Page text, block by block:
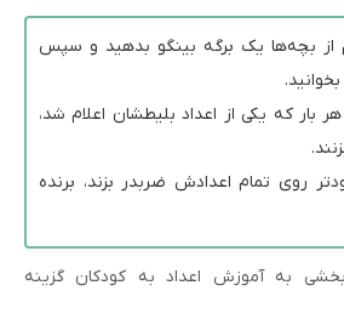
از بچه‌ها یک برگه بینگو بدهید و سپس
بار که یکی از اعداد بلیطشان اعلام شد،
روی تمام اعدادش ضربدر بزند، برنده
به آموزش اعداد به کودکان گزینه